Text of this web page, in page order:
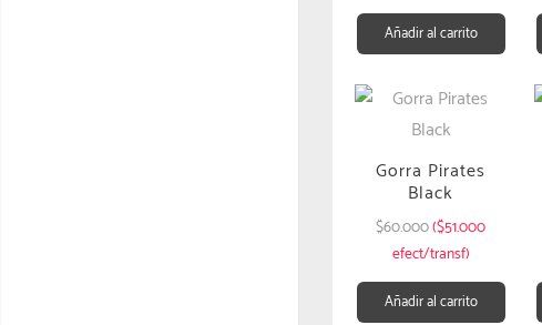
Añadir al carrito
Gorra Pirates
Black
$60.000($51.000
efect/transf)
Añadir al carrito